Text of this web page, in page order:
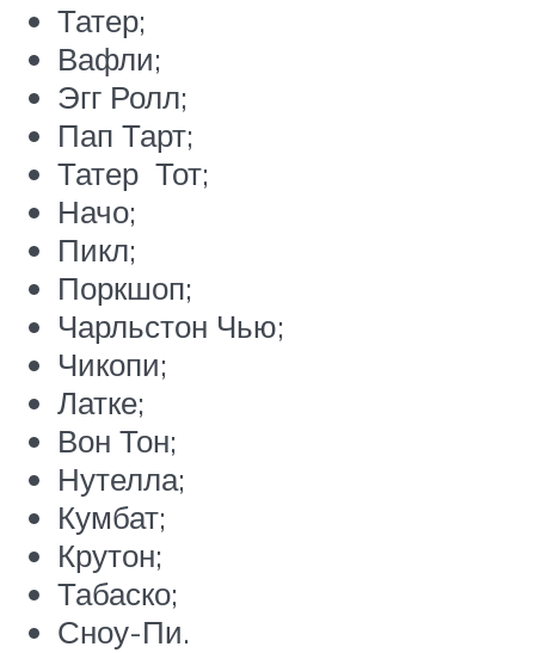
Татер;
Вафли;
Эгг Ролл;
Пап Тарт;
Татер Тот;
Начо;
Пикл;
Поркшоп;
Чарльстон Чью;
Чикопи;
Латке;
Вон Тон;
Нутелла;
Кумбат;
Крутон;
Табаско;
Сноу-Пи.